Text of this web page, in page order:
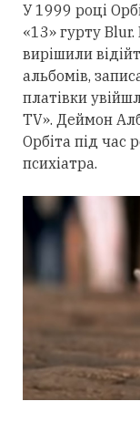
У 1999 році
«13» гурту
вирішили
альбомів,
платівки
TV». Деймон
Орбіта під час
психіатра.